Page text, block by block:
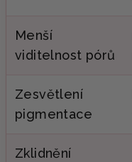
Menší
viditelnost pórů
Zesvětlení
pigmentace
Zklidnění